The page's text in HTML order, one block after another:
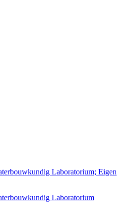
Laboratorium; Eigen
Laboratorium